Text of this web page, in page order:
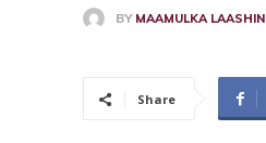
BY MAAMULKA LAASHIN
Share